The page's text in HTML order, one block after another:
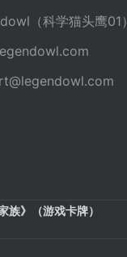
（科学猫头鹰01）
族》（游戏卡牌）